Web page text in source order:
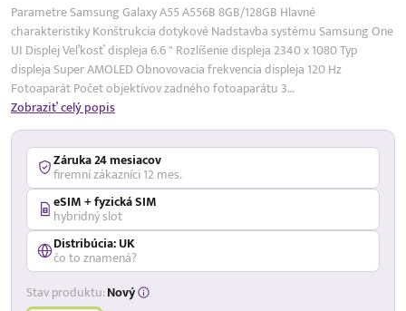
Parametre Samsung Galaxy A55 A556B 8GB/128GB Hlavné
charakteristiky Konštrukcia dotykové Nadstavba systému Samsung One
UI Displej Veľkosť displeja 6.6 " Rozlíšenie displeja 2340 x 1080 Typ
displeja Super AMOLED Obnovovacia frekvencia displeja 120 Hz
Fotoaparát Počet objektívov zadného fotoaparátu 3…
Zobraziť celý popis
Záruka 24 mesiacov
firemní zákazníci 12 mes.
eSIM + fyzická SIM
hybridný slot
Distribúcia: UK
čo to znamená?
Stav produktu:Nový